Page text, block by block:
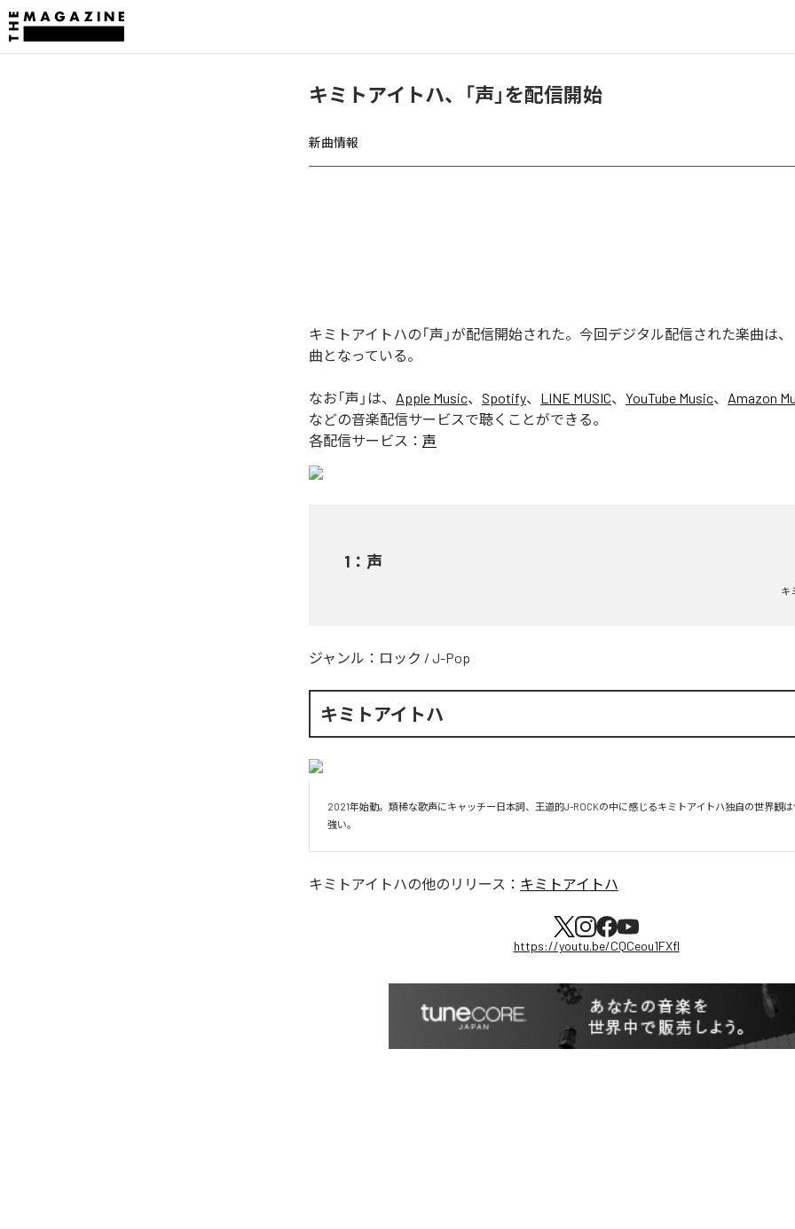
キミトアイトハ、「声」を配信開始
新曲情報
キミトアイトハの「声」が配信開始された。今回デジタル配信された楽曲は、
曲となっている。
なお「声 」は、 Apple Music、 Spotify、 LINE MUSIC、 YouTube Music、 Amazon
などの音楽配信サービスで聴くことができる。
各配信サービス： 声
1 ： 声
キ
ジャンル： ロック / J-Pop
キミトアイトハ
2021年始動。類稀な歌声にキャッチー日本詞、王道的J-ROCKの中に感じるキミトアイトハ独自の世界観
強い。
キミトアイトハの他のリリース： キミトアイトハ
https://youtu.be/CQCeou1FXfI